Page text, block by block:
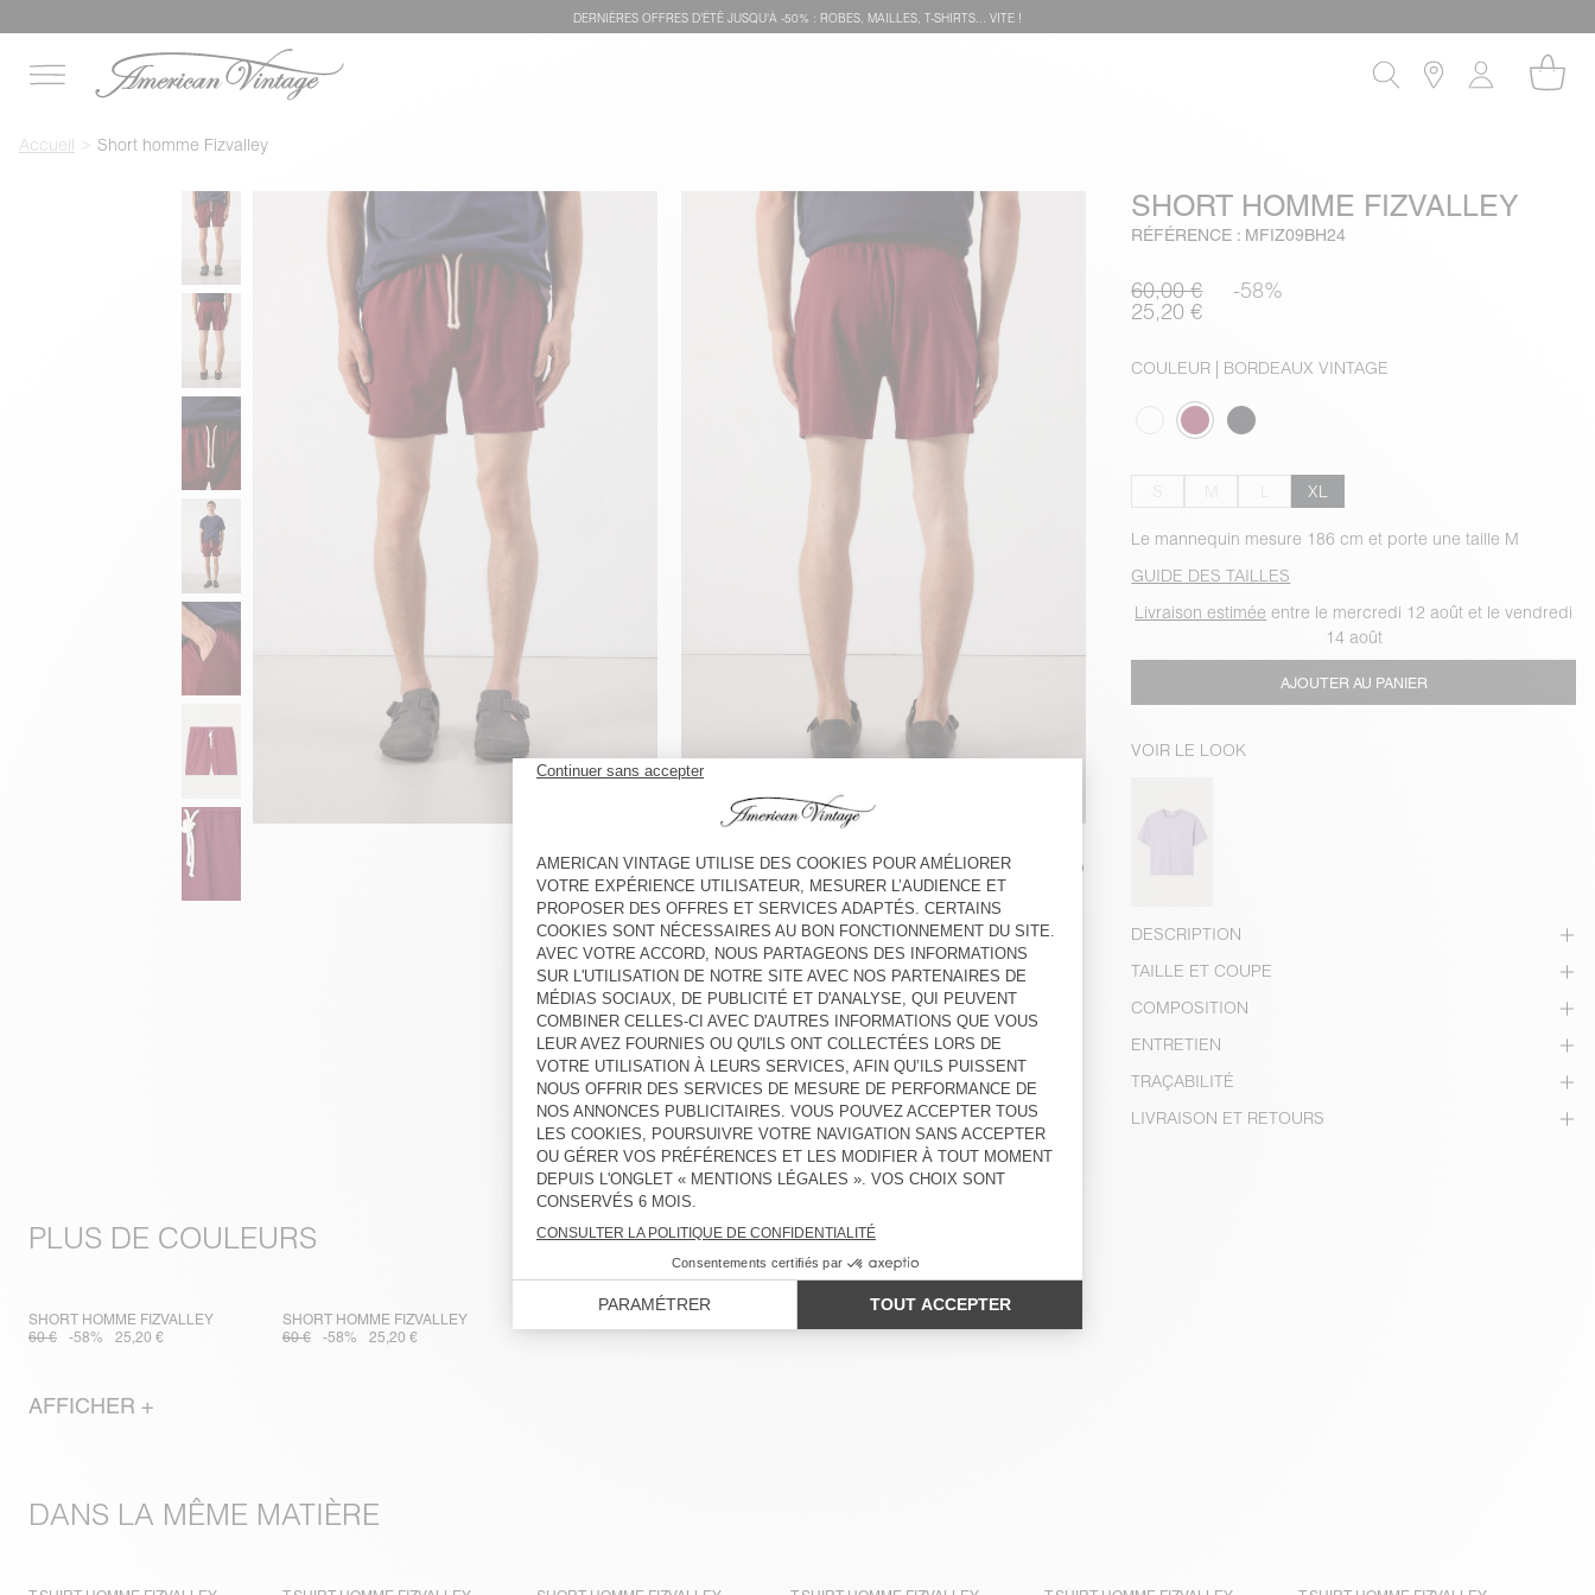
DERNIÈRES OFFRES D'ÉTÊ JUSQU'À -50% : ROBES, MAILLES, T-SHIRTS... VITE !
Accueil Short homme Fizvalley
SHORT HOMME FIZVALLEY
RÉFÉRENCE : MFIZ09BH24
60,00 € -58%
25,20 €
COULEUR | BORDEAUX VINTAGE
XL
Le mannequin mesure 186 cm et porte une taille M
GUIDE DES TAILLES
Livraison estimée entre le mercredi 12 août et le vendredi
14 août
AJOUTER AU PANIER
VOIR LE LOOK
DESCRIPTION
TAILLE ET COUPE
COMPOSITION
ENTRETIEN
TRAÇABILITÉ
LIVRAISON ET RETOURS
PLUS DE COULEURS
SHORT HOMME FIZVALLEY
60 €
-58% 25,20 €
SHORT HOMME FIZVALLEY
60 €
-58% 25,20 €
AFFICHER +
DANS LA MÊME MATIÈRE